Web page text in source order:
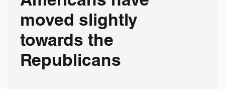
moved slightly
towards the
Republicans